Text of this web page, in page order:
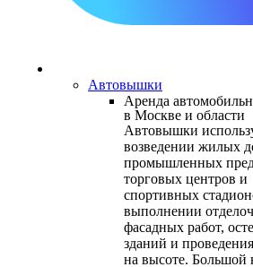
Автовышки
Аренда
в Москве и области
Автовышки
возведении жилых
промышленных
торговых центров и
спортивных
выполнении
фасадных работ,
зданий и
на высоте. Большой